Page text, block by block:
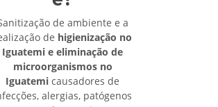
de ambiente e a
de higienização no
Iguatemi e eliminação de
microorganismos no
Iguatemi causadores de
alergias, patógenos